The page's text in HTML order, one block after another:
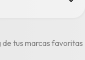
tus marcas favoritas